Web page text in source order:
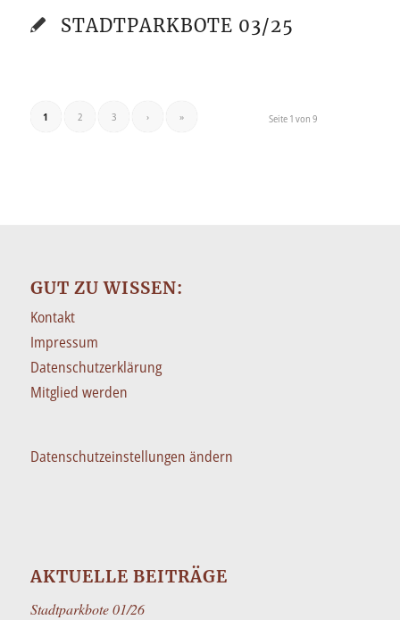
STADTPARKBOTE 03/25
Seite 1 von 9
1 2 3 › »
GUT ZU WISSEN:
Kontakt
Impressum
Datenschutzerklärung
Mitglied werden
Datenschutzeinstellungen ändern
AKTUELLE BEITRÄGE
Stadtparkbote 01/26